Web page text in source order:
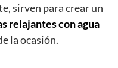
sirven para crear un
relajantes con agua
la ocasión.